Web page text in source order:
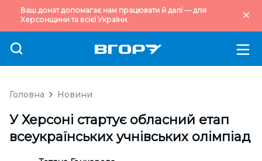
Ваш донат допомагає нам працювати й далі — для
Херсонщини та всієї України.
Головна Новини
У Херсоні стартує обласний етап
всеукраїнських учнівських олімпіад